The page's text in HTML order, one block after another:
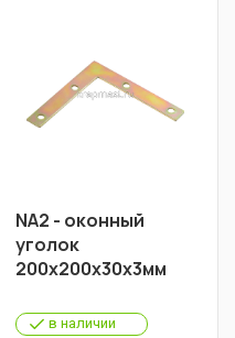
NA2 - оконный
уголок
200х200х30х3мм
в наличии